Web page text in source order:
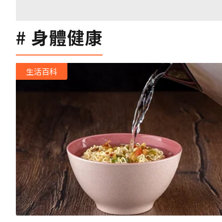
身體健康
生活百科